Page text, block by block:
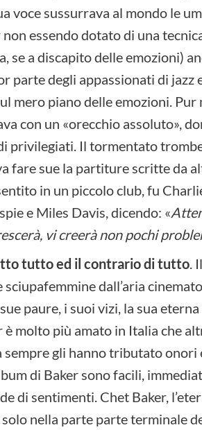
voce sussurrava al mondo le
essendo dotato di una
se a discapito delle emozioni)
parte degli appassionati di
mero piano delle emozioni.
con un «orecchio assoluto»,
privilegiati. Il tormentato
fare sue la partiture scritte da
in un piccolo club, fu
e Miles Davis, dicendo: «
vi creerà non pochi
tutto ed il contrario di tutto.
dall’aria
paure, i suoi vizi, la sua
è molto più amato in Italia che
gli hanno tributato onori
di Baker sono facili,
di sentimenti. Chet Baker,
nella parte parte terminale